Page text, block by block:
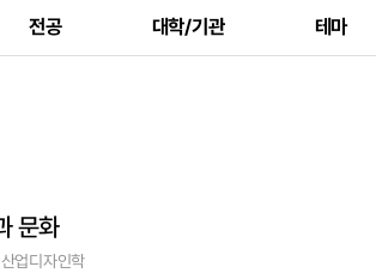
전공 대학/기관 테마
문화
업디자인학